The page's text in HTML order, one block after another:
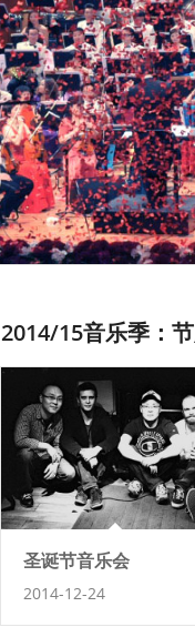
2014/15音乐季：
圣诞节音乐会
2014-12-24